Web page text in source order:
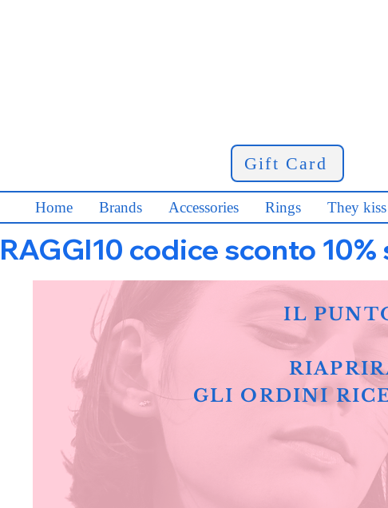
Gift Card
Home Brands Accessories Rings They
RAGGI10 codice sconto
IL
GLI ORDINI